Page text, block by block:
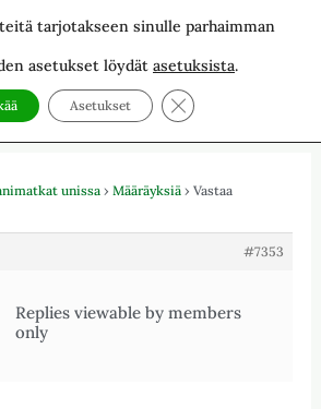
of The North
valo-oppia sekä tekniikoita.
unissa › Määräyksiä › Vastaa
#7353
Replies viewable by members
only
tarjotakseen sinulle parhaimman
asetukset löydät asetuksista.
Asetukset Sulje evästebanneri